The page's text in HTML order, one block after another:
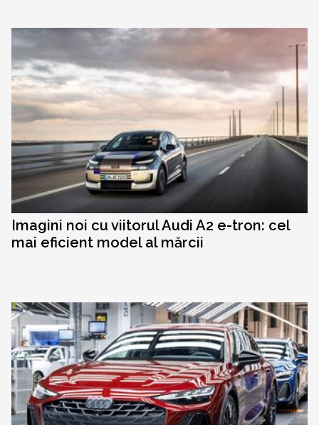
Imagini noi cu viitorul Audi A2 e-tron: cel
mai eficient model al mărcii